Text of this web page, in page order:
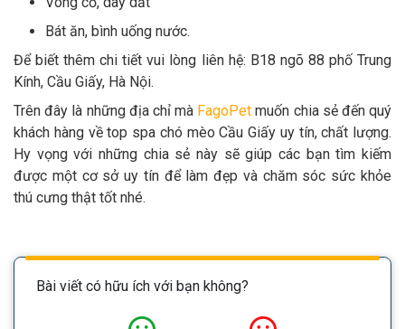
Bát ăn, bình uống nước.
Để biết thêm chi tiết vui lòng liên hệ: B18 ngõ 88 phố Trung
Kính, Cầu Giấy, Hà Nội.
Trên đây là những địa chỉ mà FagoPet muốn chia sẻ đến quý
khách hàng về top spa chó mèo Cầu Giấy uy tín, chất lượng.
Hy vọng với những chia sẻ này sẽ giúp các bạn tìm kiếm
được một cơ sở uy tín để làm đẹp và chăm sóc sức khỏe
thú cưng thật tốt nhé.
Bài viết có hữu ích với bạn không?